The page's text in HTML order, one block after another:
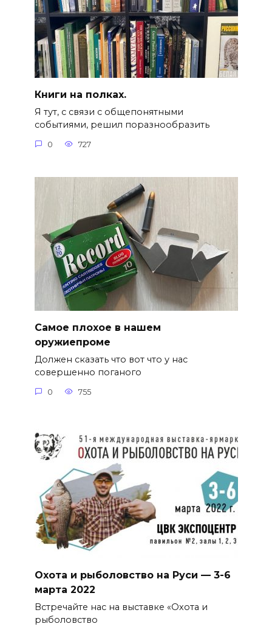
Книги на полках.
Я тут, с связи с общепонятными
событиями, решил поразнообразить
0 727
Самое плохое в нашем
оружиепроме
Должен сказать что вот что у нас
совершенно поганого
0 755
Охота и рыболовство на Руси — 3-6
марта 2022
Встречайте нас на выставке «Охота и
рыболовство